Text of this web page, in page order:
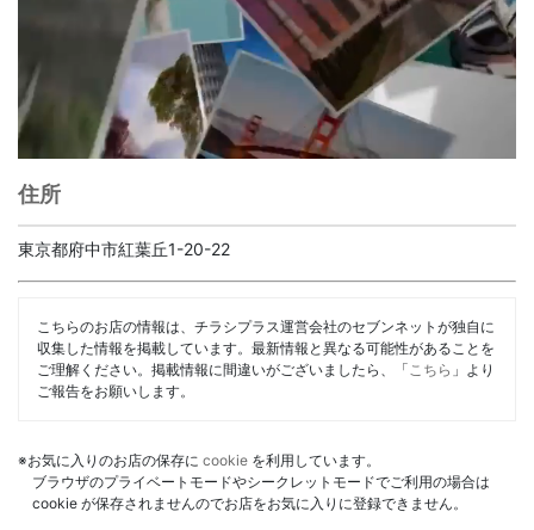
住所
東京都府中市紅葉丘1-20-22
こちらのお店の情報は、チラシプラス運営会社のセブンネットが独自に
収集した情報を掲載しています。最新情報と異なる可能性があることを
ご理解ください。掲載情報に間違いがございましたら、「 こちら 」より
ご報告をお願いします。
※お気に入りのお店の保存に cookie を利用しています。
ブラウザのプライベートモードやシークレットモードでご利用の場合は
cookie が保存されませんのでお店をお気に入りに登録できません。